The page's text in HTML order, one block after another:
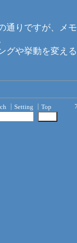
通りですが、メ
グや挙動を変え
Setting Top